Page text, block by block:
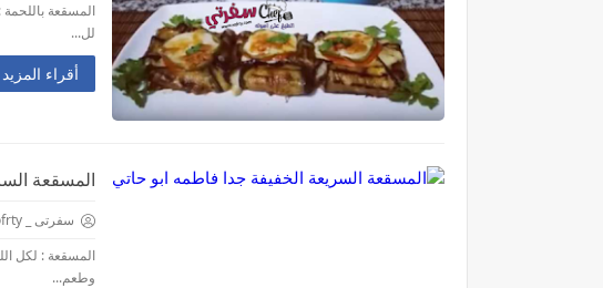
المسقعة
لل...
أقراء المزيد
المسقعة
سفرتى _ sofrty
المسقعة : لكل
وطعم...